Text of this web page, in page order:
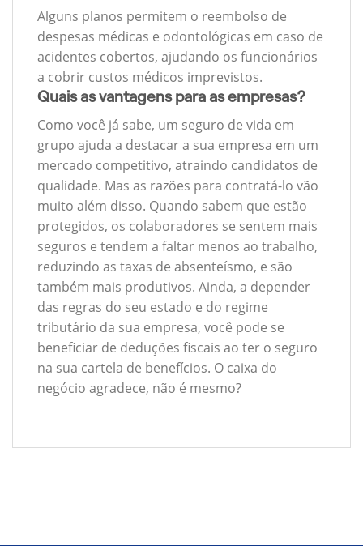
Alguns planos permitem o reembolso de
despesas médicas e odontológicas em caso de
acidentes cobertos, ajudando os funcionários
a cobrir custos médicos imprevistos.
Quais as vantagens para as empresas?
Como você já sabe, um seguro de vida em
grupo ajuda a destacar a sua empresa em um
mercado competitivo, atraindo candidatos de
qualidade. Mas as razões para contratá-lo vão
muito além disso. Quando sabem que estão
protegidos, os colaboradores se sentem mais
seguros e tendem a faltar menos ao trabalho,
reduzindo as taxas de absenteísmo, e são
também mais produtivos. Ainda, a depender
das regras do seu estado e do regime
tributário da sua empresa, você pode se
beneficiar de deduções fiscais ao ter o seguro
na sua cartela de benefícios. O caixa do
negócio agradece, não é mesmo?